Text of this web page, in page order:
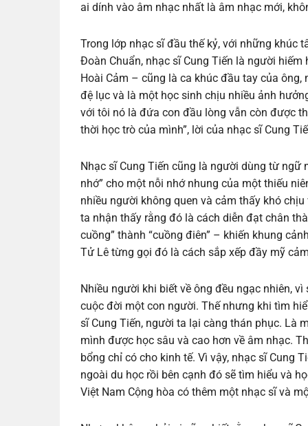
ai dính vào âm nhạc nhất là âm nhạc mới,
Trong lớp nhạc sĩ đầu thế kỷ, với những khúc
Đoàn Chuẩn, nhạc sĩ Cung Tiến là người
Hoài Cảm – cũng là ca khúc đầu tay của
đệ lục và là một học sinh chịu nhiều ảnh
với tôi nó là đứa con đầu lòng vẫn còn được
thời học trò của mình”, lời của nhạc sĩ Cung
Nhạc sĩ Cung Tiến cũng là người dùng từ ngữ
nhớ” cho một nỗi nhớ nhung của một thiếu
nhiều người không quen và cảm thấy khó
ta nhận thấy rằng đó là cách diễn đạt chân
cuồng” thành “cuồng điên” – khiến khung
Tử Lê từng gọi đó là cách sắp xếp đầy mỹ
Nhiều người khi biết về ông đều ngạc nhiên,
cuộc đời một con người. Thế nhưng khi tìm
sĩ Cung Tiến, người ta lại càng thán phục. Là
mình được học sâu và cao hơn về âm nhạc.
bổng chỉ có cho kinh tế. Vì vậy, nhạc sĩ Cung
ngoài du học rồi bên cạnh đó sẽ tìm hiểu và
Việt Nam Cộng hòa có thêm một nhạc sĩ và